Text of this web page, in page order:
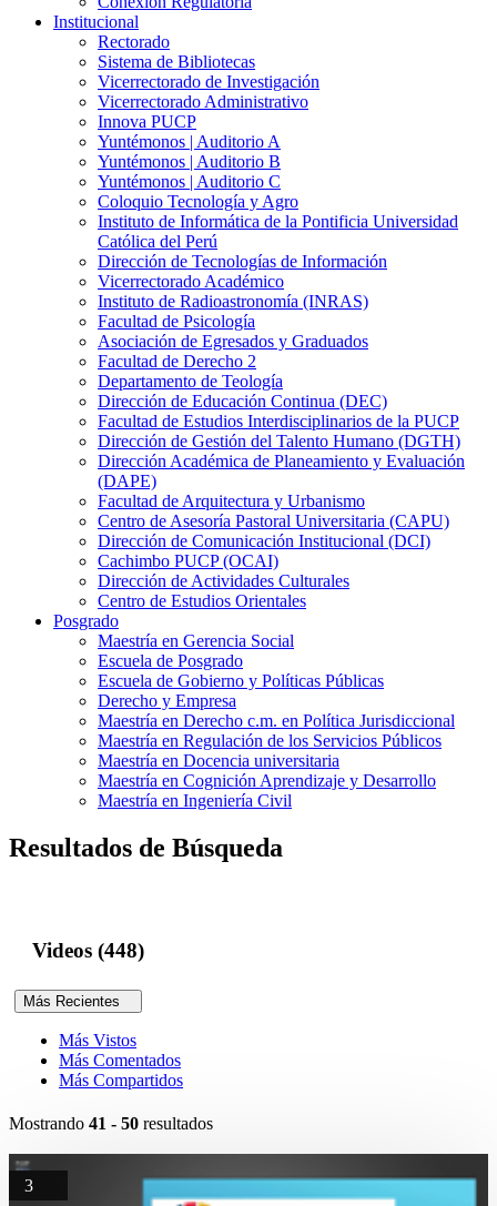
Institucional
Rectorado
Sistema de Bibliotecas
Vicerrectorado de Investigación
Vicerrectorado Administrativo
Innova PUCP
Yuntémonos | Auditorio A
Yuntémonos | Auditorio B
Yuntémonos | Auditorio C
Coloquio Tecnología y Agro
Instituto de Informática de la Pontificia Universidad
Católica del Perú
Dirección de Tecnologías de Información
Vicerrectorado Académico
Instituto de Radioastronomía (INRAS)
Facultad de Psicología
Asociación de Egresados y Graduados
Facultad de Derecho 2
Departamento de Teología
Dirección de Educación Continua (DEC)
Facultad de Estudios Interdisciplinarios de la PUCP
Dirección de Gestión del Talento Humano (DGTH)
Dirección Académica de Planeamiento y Evaluación
(DAPE)
Facultad de Arquitectura y Urbanismo
Centro de Asesoría Pastoral Universitaria (CAPU)
Dirección de Comunicación Institucional (DCI)
Cachimbo PUCP (OCAI)
Dirección de Actividades Culturales
Centro de Estudios Orientales
Posgrado
Maestría en Gerencia Social
Escuela de Posgrado
Escuela de Gobierno y Políticas Públicas
Derecho y Empresa
Maestría en Derecho c.m. en Política Jurisdiccional
Maestría en Regulación de los Servicios Públicos
Maestría en Docencia universitaria
Maestría en Cognición Aprendizaje y Desarrollo
Maestría en Ingeniería Civil
Resultados de Búsqueda
Videos (448)
Más Recientes
Más Vistos
Más Comentados
Más Compartidos
Mostrando 41 - 50 resultados
3